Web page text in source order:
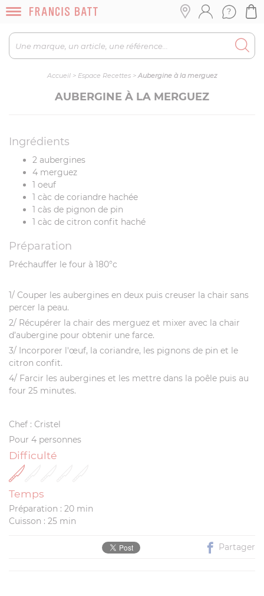
Accueil> Espace Recettes>Aubergine à la merguez
AUBERGINE À LA MERGUEZ
Ingrédients
2 aubergines
4 merguez
1 oeuf
1 càc de coriandre hachée
1 càs de pignon de pin
1 càc de citron confit haché
Préparation
Préchauffer le four à 180°c
1/ Couper les aubergines en deux puis creuser la chair sans
percer la peau.
2/ Récupérer la chair des merguez et mixer avec la chair
d’aubergine pour obtenir une farce.
3/ Incorporer l'œuf, la coriandre, les pignons de pin et le
citron confit.
4/ Farcir les aubergines et les mettre dans la poêle puis au
four 25 minutes.
Chef : Cristel
Pour 4 personnes
Difficulté
Temps
Préparation : 20 min
Cuisson : 25 min
Partager